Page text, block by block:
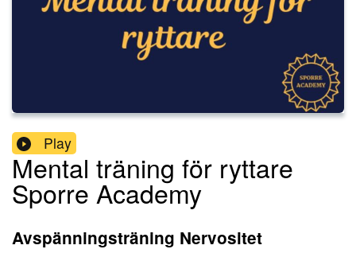
Play
Mental träning för ryttare
Sporre Academy
Avspänningsträning Nervositet